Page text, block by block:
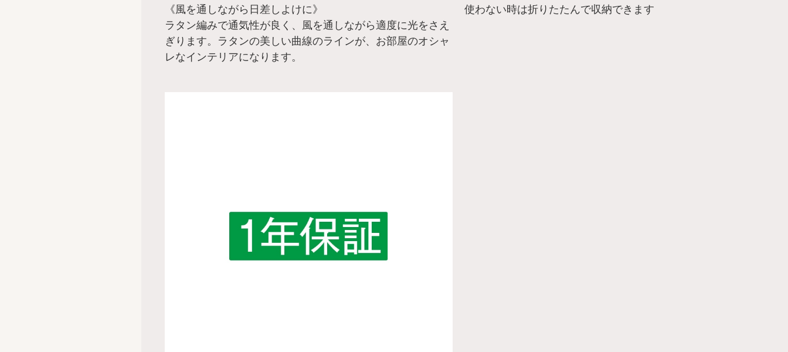
《風を通しながら日差しよけに》
ラタン編みで通気性が良く、風を通しながら適度に光をさえ
ぎります。ラタンの美しい曲線のラインが、お部屋のオシャ
レなインテリアになります。
使わない時は折りたたんで収納できます